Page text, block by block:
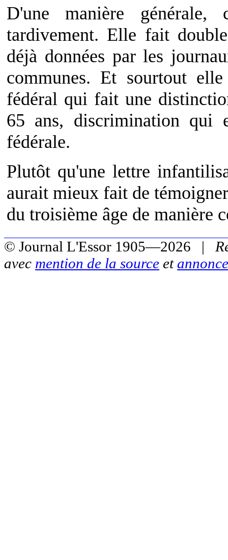
D'une manière
tardivement. Elle fait
déjà données par les
communes. Et sourtout
fédéral qui fait une
65 ans, discrimination qui
fédérale.
Plutôt qu'une lettre
aurait mieux fait de
du troisième âge de manière
© Journal L'Essor 1905—2026 |
avec mention de la source et